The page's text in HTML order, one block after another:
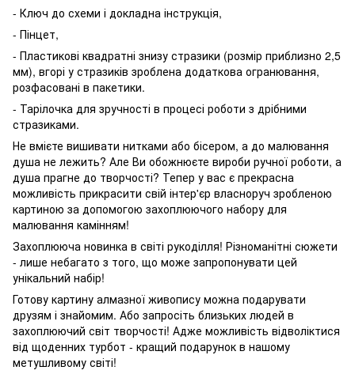
- Ключ до схеми і докладна інструкція,
- Пінцет,
- Пластикові квадратні знизу стразики (розмір приблизно 2,5
мм), вгорі у стразиків зроблена додаткова огранювання,
розфасовані в пакетики.
- Тарілочка для зручності в процесі роботи з дрібними
стразиками.
Не вмієте вишивати нитками або бісером, а до малювання
душа не лежить? Але Ви обожнюєте вироби ручної роботи, а
душа прагне до творчості? Тепер у вас є прекрасна
можливість прикрасити свій інтер'єр власноруч зробленою
картиною за допомогою захоплюючого набору для
малювання камінням!
Захоплююча новинка в світі рукоділля! Різноманітні сюжети
- лише небагато з того, що може запропонувати цей
унікальний набір!
Готову картину алмазної живопису можна подарувати
друзям і знайомим. Або запросіть близьких людей в
захоплюючий світ творчості! Адже можливість відволіктися
від щоденних турбот - кращий подарунок в нашому
метушливому світі!